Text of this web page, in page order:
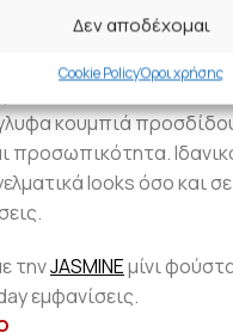
Δεν αποδέχομαι
Cookie PolicyΌροι χρήσης
του κολακεύει τη
κουμπιά
προσωπικότητα.
looks όσο και
τηνJASMINEμίνι
εμφανίσεις.